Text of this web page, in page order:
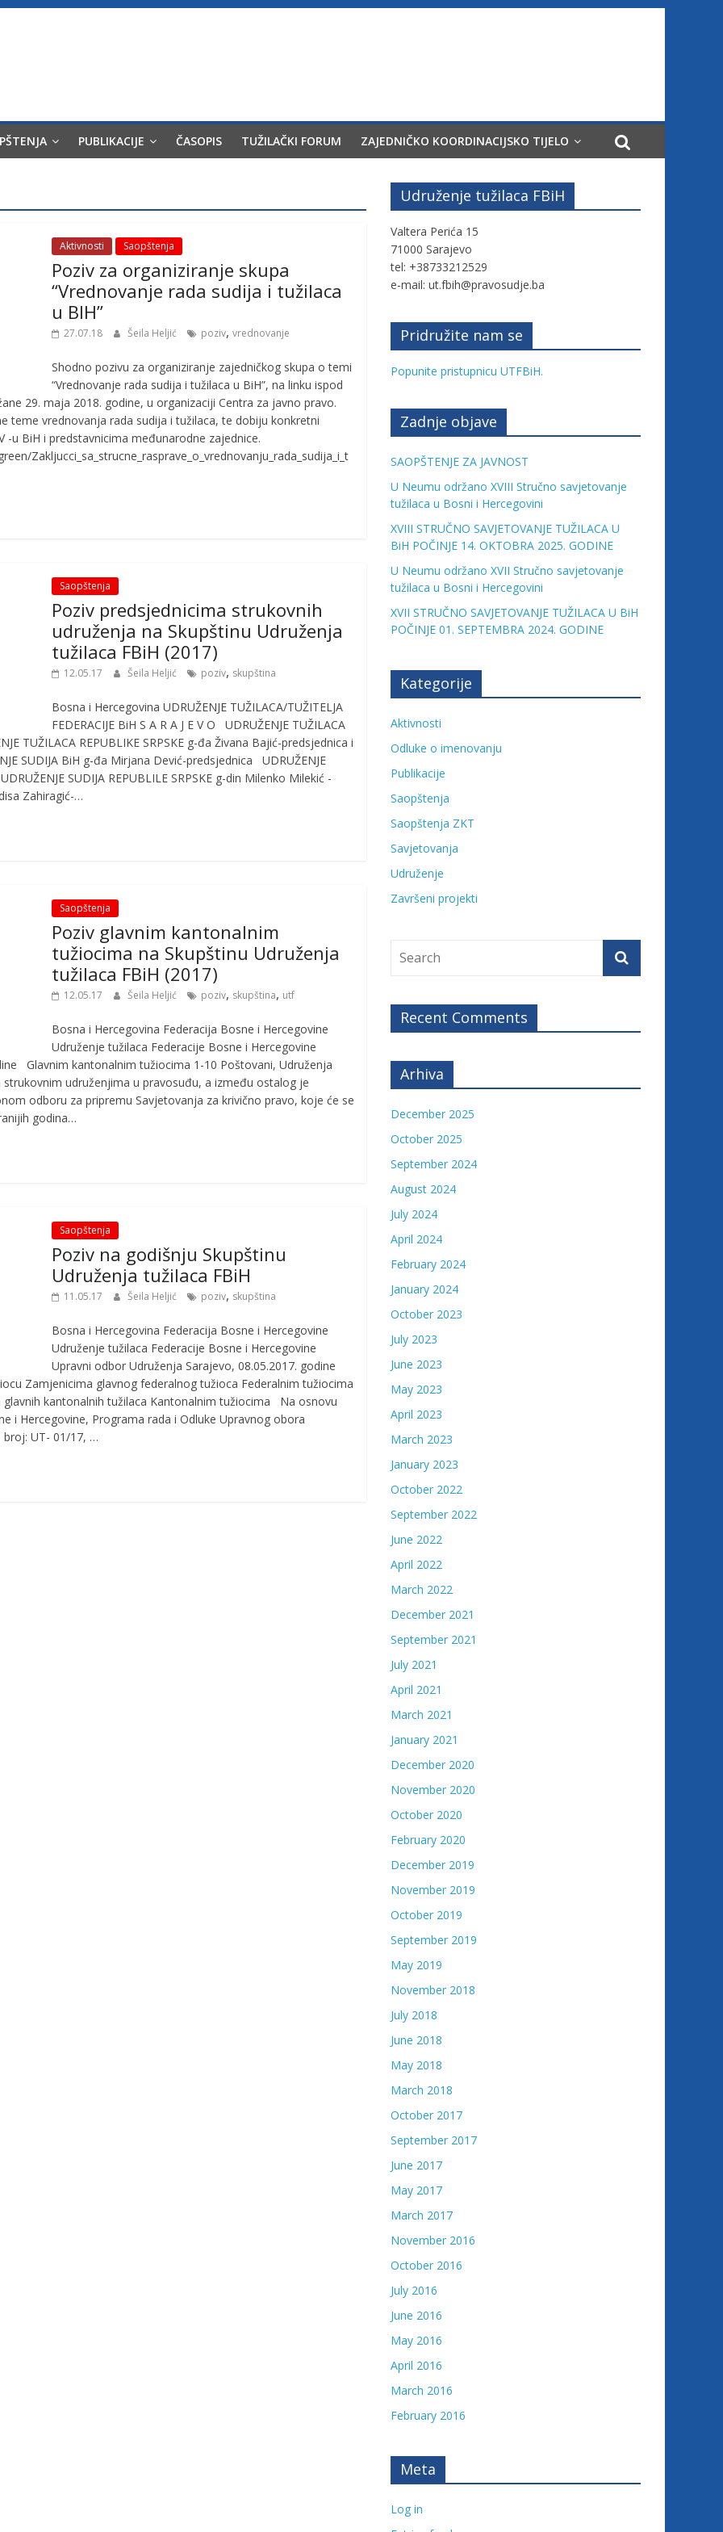
PUBLIKACIJE ČASOPIS TUŽILAČKI FORUM ZAJEDNIČKO KOORDINACIJSKO TIJELO
Aktivnosti Saopštenja
Poziv za organiziranje skupa
“Vrednovanje rada sudija i tužilaca
u BIH”
27.07.18 Šeila Heljić poziv, vrednovanje
Shodno pozivu za organiziranje zajedničkog skupa o temi
“Vrednovanje rada sudija i tužilaca u BiH”, na linku ispod
29. maja 2018. godine, u organizaciji Centra za javno pravo.
teme vrednovanja rada sudija i tužilaca, te dobiju konkretni
-u BiH i predstavnicima međunarodne zajednice.
Zakljucci_sa_strucne_rasprave_o_vrednovanju_rada_sudija_i_t
Saopštenja
Poziv predsjednicima strukovnih
udruženja na Skupštinu Udruženja
tužilaca FBiH (2017)
12.05.17 Šeila Heljić poziv, skupština
Bosna i Hercegovina UDRUŽENJE TUŽILACA/TUŽITELJA
FEDERACIJE BiH S A R A J E V O UDRUŽENJE TUŽILACA
TUŽILACA REPUBLIKE SRPSKE g-đa Živana Bajić-predsjednica i
SUDIJA BiH g-đa Mirjana Dević-predsjednica UDRUŽENJE
SUDIJA REPUBLILE SRPSKE g-din Milenko Milekić -
Zahiragić-…
Saopštenja
Poziv glavnim kantonalnim
tužiocima na Skupštinu Udruženja
tužilaca FBiH (2017)
12.05.17 Šeila Heljić poziv, skupština, utf
Bosna i Hercegovina Federacija Bosne i Hercegovine
Udruženje tužilaca Federacije Bosne i Hercegovine
Glavnim kantonalnim tužiocima 1-10 Poštovani, Udruženja
udruženjima u pravosuđu, a između ostalog je
odboru za pripremu Savjetovanja za krivično pravo, koje će se
godina…
Saopštenja
Poziv na godišnju Skupštinu
Udruženja tužilaca FBiH
11.05.17 Šeila Heljić poziv, skupština
Bosna i Hercegovina Federacija Bosne i Hercegovine
Udruženje tužilaca Federacije Bosne i Hercegovine
Upravni odbor Udruženja Sarajevo, 08.05.2017. godine
Zamjenicima glavnog federalnog tužioca Federalnim tužiocima
kantonalnih tužilaca Kantonalnim tužiocima Na osnovu
i Hercegovine, Programa rada i Odluke Upravnog obora
broj: UT- 01/17, …
Udruženje tužilaca FBiH
Valtera Perića 15
71000 Sarajevo
tel: +38733212529
e-mail: ut.fbih@pravosudje.ba
Pridružite nam se
Popunite pristupnicu UTFBiH.
Zadnje objave
SAOPŠTENJE ZA JAVNOST
U Neumu održano XVIII Stručno savjetovanje
tužilaca u Bosni i Hercegovini
XVIII STRUČNO SAVJETOVANJE TUŽILACA U
BiH POČINJE 14. OKTOBRA 2025. GODINE
U Neumu održano XVII Stručno savjetovanje
tužilaca u Bosni i Hercegovini
XVII STRUČNO SAVJETOVANJE TUŽILACA U BiH
POČINJE 01. SEPTEMBRA 2024. GODINE
Kategorije
Aktivnosti
Odluke o imenovanju
Publikacije
Saopštenja
Saopštenja ZKT
Savjetovanja
Udruženje
Završeni projekti
Recent Comments
Arhiva
December 2025
October 2025
September 2024
August 2024
July 2024
April 2024
February 2024
January 2024
October 2023
July 2023
June 2023
May 2023
April 2023
March 2023
January 2023
October 2022
September 2022
June 2022
April 2022
March 2022
December 2021
September 2021
July 2021
April 2021
March 2021
January 2021
December 2020
November 2020
October 2020
February 2020
December 2019
November 2019
October 2019
September 2019
May 2019
November 2018
July 2018
June 2018
May 2018
March 2018
October 2017
September 2017
June 2017
May 2017
March 2017
November 2016
October 2016
July 2016
June 2016
May 2016
April 2016
March 2016
February 2016
Meta
Log in